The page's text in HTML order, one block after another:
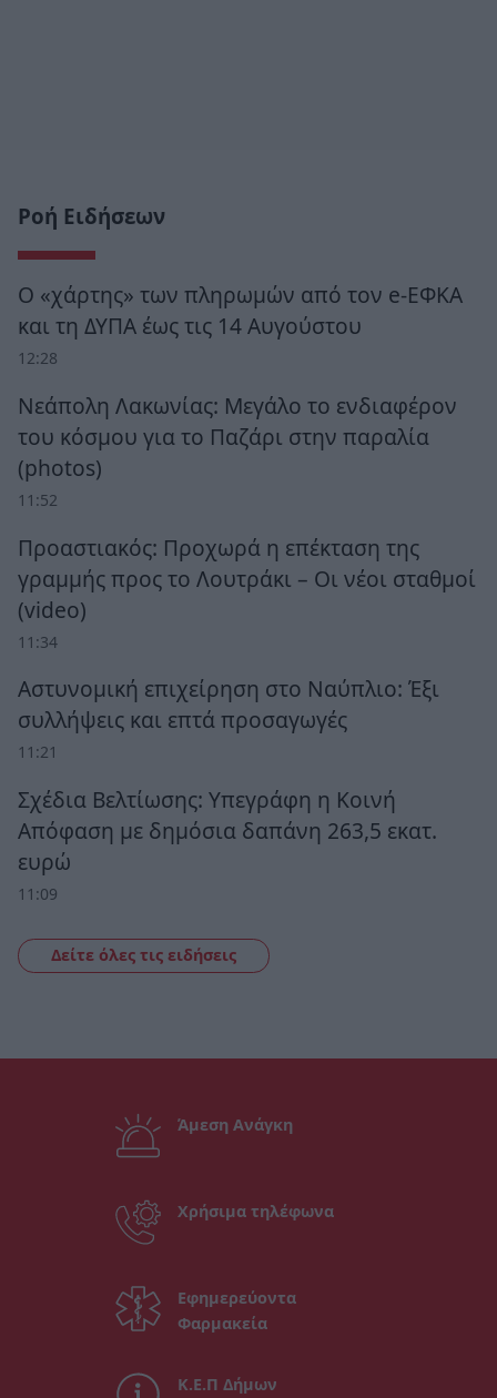
Ροή Ειδήσεων
Ο «χάρτης» των πληρωμών από τον e-ΕΦΚΑ
και τη ΔΥΠΑ έως τις 14 Αυγούστου
12:28
Νεάπολη Λακωνίας: Μεγάλο το ενδιαφέρον
του κόσμου για το Παζάρι στην παραλία
(photos)
11:52
Προαστιακός: Προχωρά η επέκταση της
γραμμής προς το Λουτράκι – Οι νέοι σταθμοί
(video)
11:34
Αστυνομική επιχείρηση στο Ναύπλιο: Έξι
συλλήψεις και επτά προσαγωγές
11:21
Σχέδια Βελτίωσης: Υπεγράφη η Κοινή
Απόφαση με δημόσια δαπάνη 263,5 εκατ.
ευρώ
11:09
Δείτε όλες τις ειδήσεις
Άμεση Ανάγκη
Χρήσιμα τηλέφωνα
Εφημερεύοντα
Φαρμακεία
Κ.Ε.Π Δήμων